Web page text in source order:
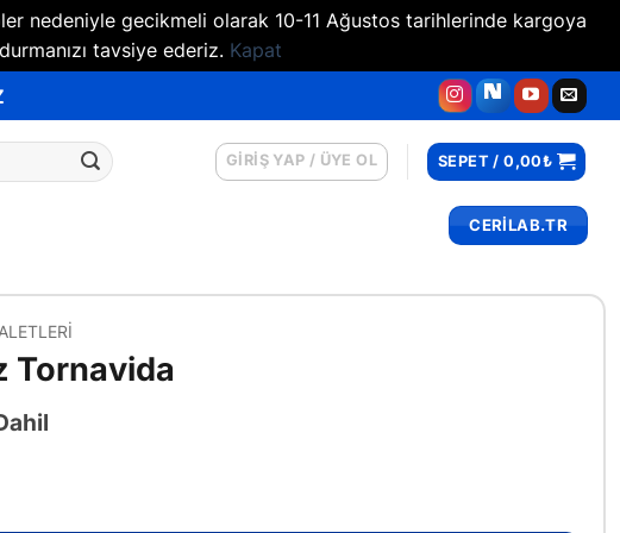
nedeniyle gecikmeli olarak 10-11 Ağustos tarihlerinde kargoya
tavsiye ederiz. Kapat
GIRIŞ YAP / ÜYE OL SEPET /0,00₺
CERİLAB.TR
Tornavida
adet